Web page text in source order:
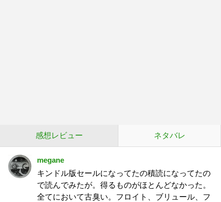
感想レビュー ネタバレ
megane
キンドル版セールになってたの積読になってたの
で読んでみたが。得るものがほとんどなかった。
全てにおいて古臭い。フロイト、ブリュール、フ